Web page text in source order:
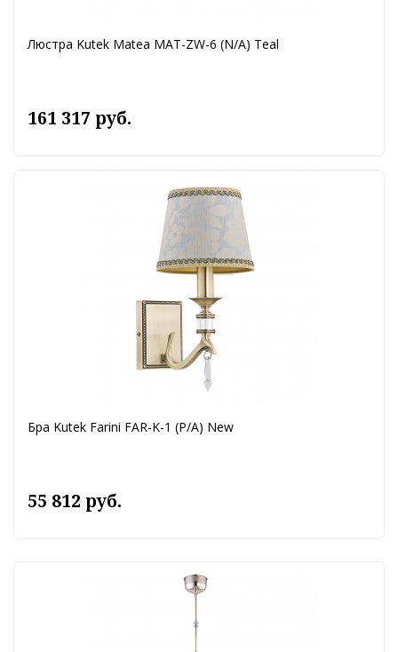
Люстра Kutek Matea MAT-ZW-6 (N/A) Teal
161 317 руб.
Бра Kutek Farini FAR-K-1 (P/A) New
55 812 руб.